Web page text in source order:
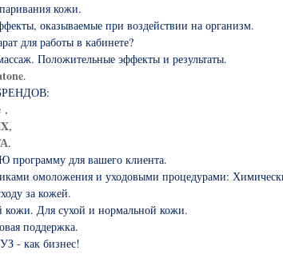
кожи.
оказываемые при воздействии на организм.
для работы в кабинете?
Положительные эффекты и результаты.
.
БРЕНДОВ:
,
,
.
для вашего клиента.
омоложения и уходовыми процедурами:
за кожей.
кожи. Для сухой и нормальной кожи.
поддержка.
- как бизнес!